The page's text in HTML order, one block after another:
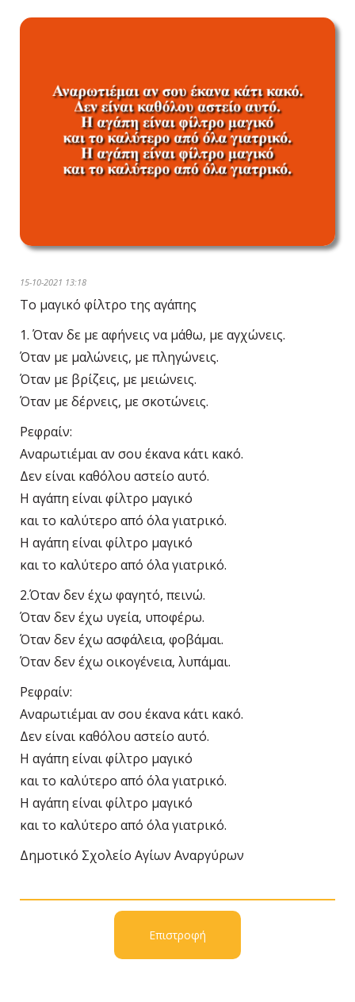
15-10-2021 13:18
Το μαγικό φίλτρο της αγάπης
1. Όταν δε με αφήνεις να μάθω, με αγχώνεις.
Όταν με μαλώνεις, με πληγώνεις.
Όταν με βρίζεις, με μειώνεις.
Όταν με δέρνεις, με σκοτώνεις.
Ρεφραίν:
Αναρωτιέμαι αν σου έκανα κάτι κακό.
Δεν είναι καθόλου αστείο αυτό.
Η αγάπη είναι φίλτρο μαγικό
και το καλύτερο από όλα γιατρικό.
Η αγάπη είναι φίλτρο μαγικό
και το καλύτερο από όλα γιατρικό.
2.Όταν δεν έχω φαγητό, πεινώ.
Όταν δεν έχω υγεία, υποφέρω.
Όταν δεν έχω ασφάλεια, φοβάμαι.
Όταν δεν έχω οικογένεια, λυπάμαι.
Ρεφραίν:
Αναρωτιέμαι αν σου έκανα κάτι κακό.
Δεν είναι καθόλου αστείο αυτό.
Η αγάπη είναι φίλτρο μαγικό
και το καλύτερο από όλα γιατρικό.
Η αγάπη είναι φίλτρο μαγικό
και το καλύτερο από όλα γιατρικό.
Δημοτικό Σχολείο Αγίων Αναργύρων
Επιστροφή